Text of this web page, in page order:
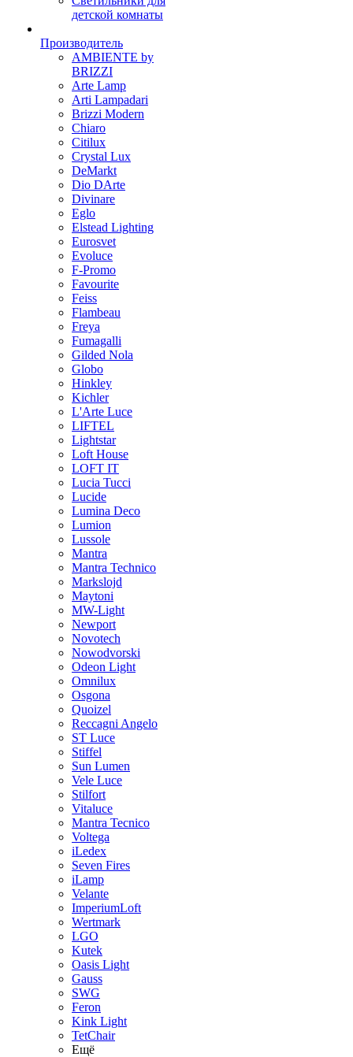
детской комнаты
Производитель
AMBIENTE by
BRIZZI
Arte Lamp
Arti Lampadari
Brizzi Modern
Chiaro
Citilux
Crystal Lux
DeMarkt
Dio DArte
Divinare
Eglo
Elstead Lighting
Eurosvet
Evoluce
F-Promo
Favourite
Feiss
Flambeau
Freya
Fumagalli
Gilded Nola
Globo
Hinkley
Kichler
L'Arte Luce
LIFTEL
Lightstar
Loft House
LOFT IT
Lucia Tucci
Lucide
Lumina Deco
Lumion
Lussole
Mantra
Mantra Technico
Markslojd
Maytoni
MW-Light
Newport
Novotech
Nowodvorski
Odeon Light
Omnilux
Osgona
Quoizel
Reccagni Angelo
ST Luce
Stiffel
Sun Lumen
Vele Luce
Stilfort
Vitaluce
Mantra Tecnico
Voltega
iLedex
Seven Fires
iLamp
Velante
ImperiumLoft
Wertmark
LGO
Kutek
Oasis Light
Gauss
SWG
Feron
Kink Light
TetСhair
Ещё